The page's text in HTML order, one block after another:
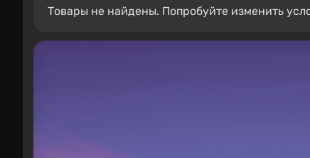
Товары не найдены. Попробуйте изменить